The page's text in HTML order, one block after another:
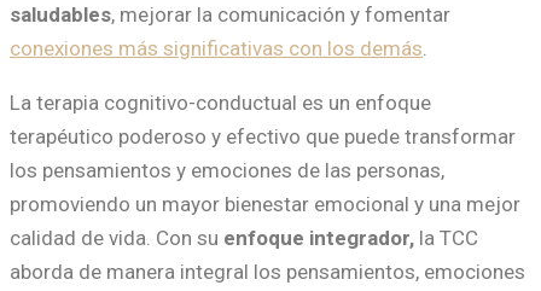
saludables, mejorar la comunicación y fomentar
conexiones más significativas con los demás
La terapia cognitivo-conductual es un enfoque
terapéutico poderoso y efectivo que puede transformar
los pensamientos y emociones de las personas,
promoviendo un mayor bienestar emocional y una mejor
calidad de vida. Con su enfoque integrador, la TCC
aborda de manera integral los pensamientos, emociones